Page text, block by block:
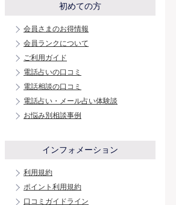
初めての方
会員さまのお得情報
会員ランクについて
ご利用ガイド
電話占いの口コミ
電話相談の口コミ
電話占い・メール占い体験談
お悩み別相談事例
インフォメーション
利用規約
ポイント利用規約
口コミガイドライン